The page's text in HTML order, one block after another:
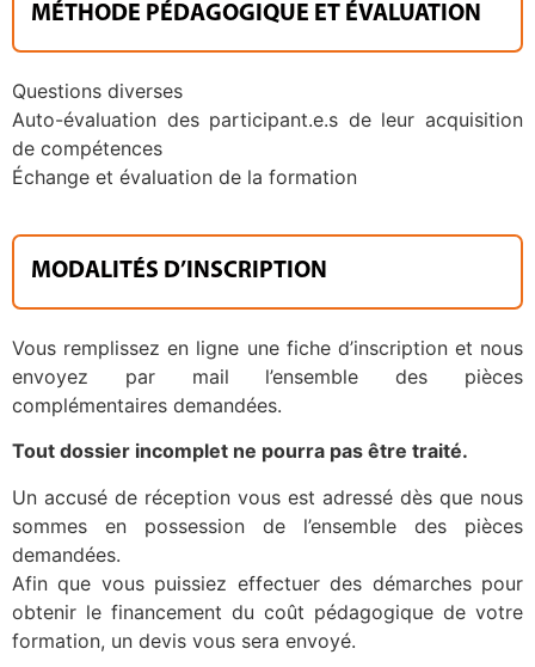
MÉTHODE PÉDAGOGIQUE ET ÉVALUATION
Questions diverses
Auto-évaluation des participant.e.s de leur acquisition
de compétences
Échange et évaluation de la formation
MODALITÉS D’INSCRIPTION
Vous remplissez en ligne une fiche d’inscription et nous
envoyez par mail l’ensemble des pièces
complémentaires demandées.
Tout dossier incomplet ne pourra pas être traité.
Un accusé de réception vous est adressé dès que nous
sommes en possession de l’ensemble des pièces
demandées.
Afin que vous puissiez effectuer des démarches pour
obtenir le financement du coût pédagogique de votre
formation, un devis vous sera envoyé.